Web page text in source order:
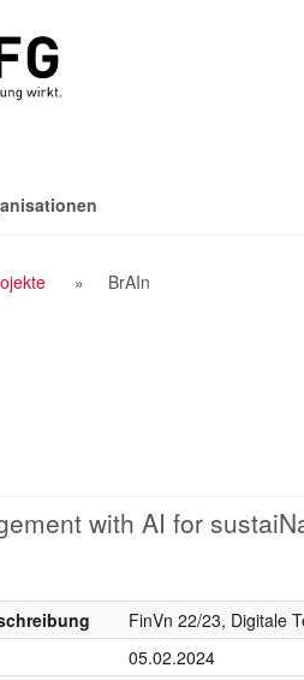
BrAIn
with AI for
FinVn 22/23, Digitale
05.02.2024